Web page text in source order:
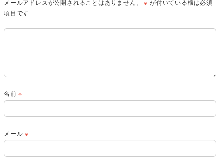
メールアドレスが公開されることはありません。 ※ が付いている欄は必須
項目です
名前※
メール※